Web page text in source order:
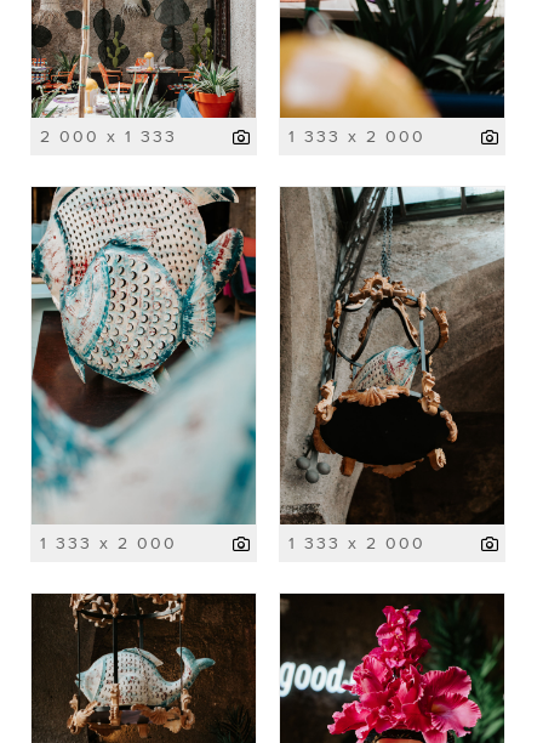
2 000 x 1 333 1 333 x 2 000
1 333 x 2 000 1 333 x 2 000